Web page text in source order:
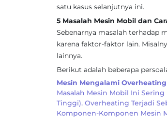
satu kasus selanjutnya ini.
5 Masalah Mesin Mobil dan
Sebenarnya masalah terhadap
karena faktor-faktor lain.
lainnya.
Berikut adalah beberapa
Mesin Mengalami Overheating
Masalah Mesin Mobil Ini
Tinggi). Overheating Terjadi
Komponen-Komponen Mesin